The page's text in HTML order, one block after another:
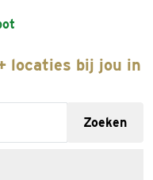
locaties bij jou in
Zoeken